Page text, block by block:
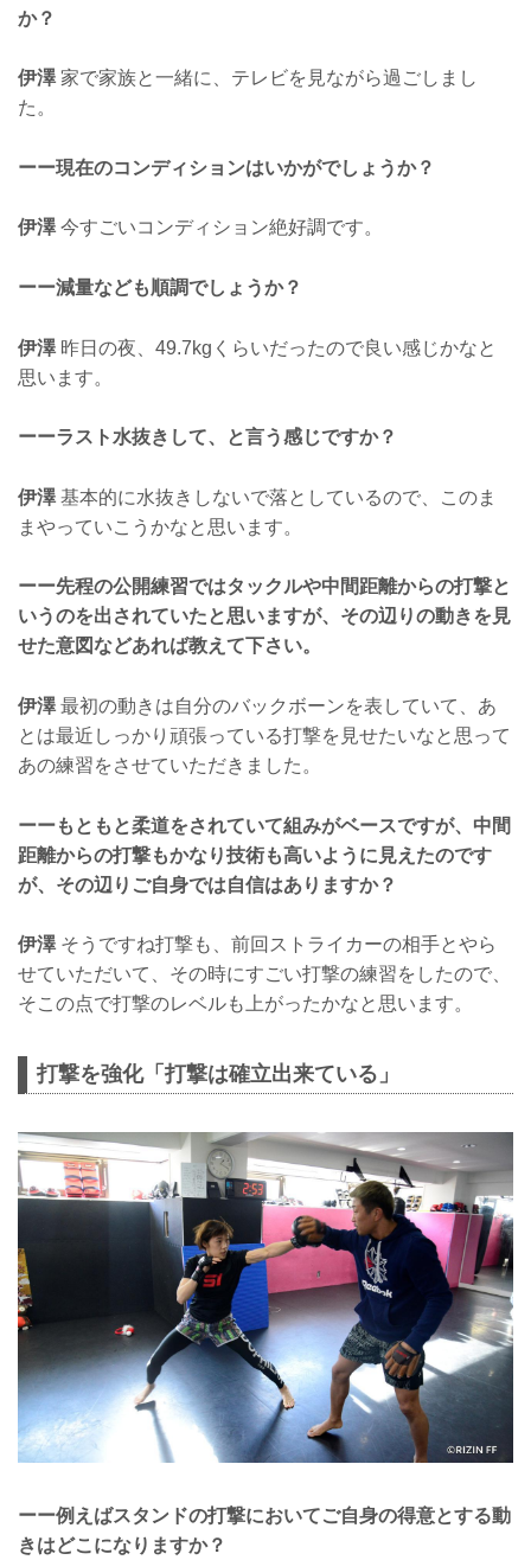
か？
伊澤家で家族と一緒に、テレビを見ながら過ごしまし
た。
ーー現在のコンディションはいかがでしょうか？
伊澤今すごいコンディション絶好調です。
ーー減量なども順調でしょうか？
伊澤昨日の夜、49.7kgくらいだったので良い感じかなと
思います。
ーーラスト水抜きして、と言う感じですか？
伊澤基本的に水抜きしないで落としているので、このま
まやっていこうかなと思います。
ーー先程の公開練習ではタックルや中間距離からの打撃と
いうのを出されていたと思いますが、その辺りの動きを見
せた意図などあれば教えて下さい。
伊澤最初の動きは自分のバックボーンを表していて、あ
とは最近しっかり頑張っている打撃を見せたいなと思って
あの練習をさせていただきました。
ーーもともと柔道をされていて組みがベースですが、中間
距離からの打撃もかなり技術も高いように見えたのです
が、その辺りご自身では自信はありますか？
伊澤そうですね打撃も、前回ストライカーの相手とやら
せていただいて、その時にすごい打撃の練習をしたので、
そこの点で打撃のレベルも上がったかなと思います。
打撃を強化「打撃は確立出来ている」
ーー例えばスタンドの打撃においてご自身の得意とする動
きはどこになりますか？